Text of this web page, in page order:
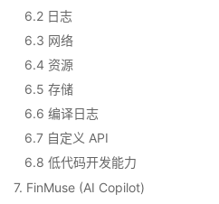
6.2 日志
6.3 网络
6.4 资源
6.5 存储
6.6 编译日志
6.7 自定义 API
6.8 低代码开发能力
7. FinMuse (AI Copilot)